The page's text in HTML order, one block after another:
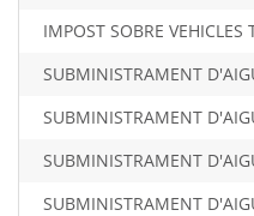
IMPOST SOBRE
SUBMINISTRAMENT
SUBMINISTRAMENT
SUBMINISTRAMENT
SUBMINISTRAMENT